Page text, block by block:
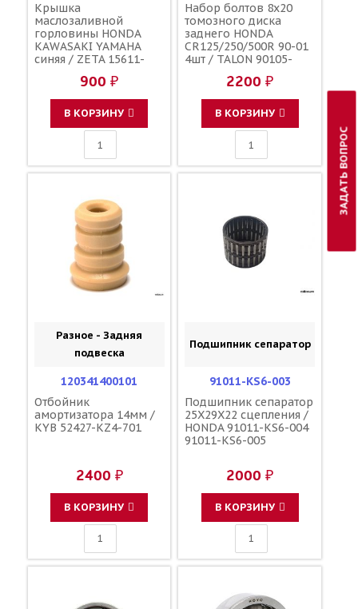
Крышка
маслозаливной
горловины HONDA
KAWASAKI YAMAHA
синяя / ZETA 15611-
16115-018 3Y1-15363-
00-00 3Y1-15363-10-00
900 ₽
В КОРЗИНУ
Набор болтов 8x20
томозного диска
заднего HONDA
CR125/250/500R 90-01
4шт / TALON 90105-
2200 ₽
В КОРЗИНУ
Разное - Задняя
подвеска
120341400101
Отбойник
амортизатора 14мм /
KYB 52427-KZ4-701
2400 ₽
В КОРЗИНУ
Подшипник сепаратор
91011-KS6-003
Подшипник сепаратор
25X29X22 сцепления /
HONDA 91011-KS6-004
91011-KS6-005
2000 ₽
В КОРЗИНУ
ЗАДАТЬ ВОПРОС